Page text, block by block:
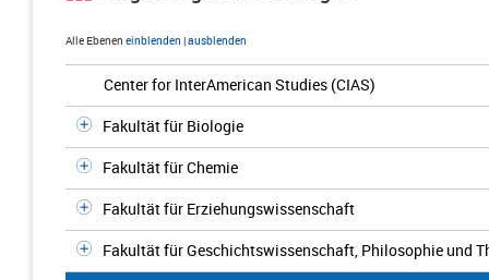
Alle Ebenen einblenden |ausblenden
Center for InterAmerican Studies (CIAS)
Fakultät für Biologie
Fakultät für Chemie
Fakultät für Erziehungswissenschaft
Fakultät für Geschichtswissenschaft, Philosophie und